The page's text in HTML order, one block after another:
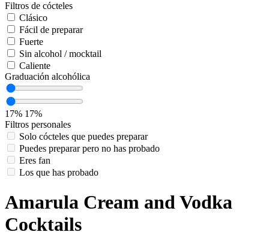
Filtros de cócteles
Clásico
Fácil de preparar
Fuerte
Sin alcohol / mocktail
Caliente
Graduación alcohólica
17% 17%
Filtros personales
Solo cócteles que puedes preparar
Puedes preparar pero no has probado
Eres fan
Los que has probado
Amarula Cream and Vodka
Cocktails